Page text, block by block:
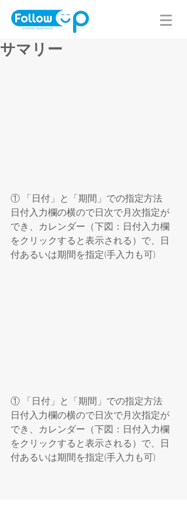
サマリー
① 「日付」と「期間」での指定方法
日付入力欄の横ので日次で月次指定が
でき、カレンダー（下図：日付入力欄
をクリックすると表示される）で、日
付あるいは期間を指定(手入力も可)
① 「日付」と「期間」での指定方法
日付入力欄の横ので日次で月次指定が
でき、カレンダー（下図：日付入力欄
をクリックすると表示される）で、日
付あるいは期間を指定(手入力も可)